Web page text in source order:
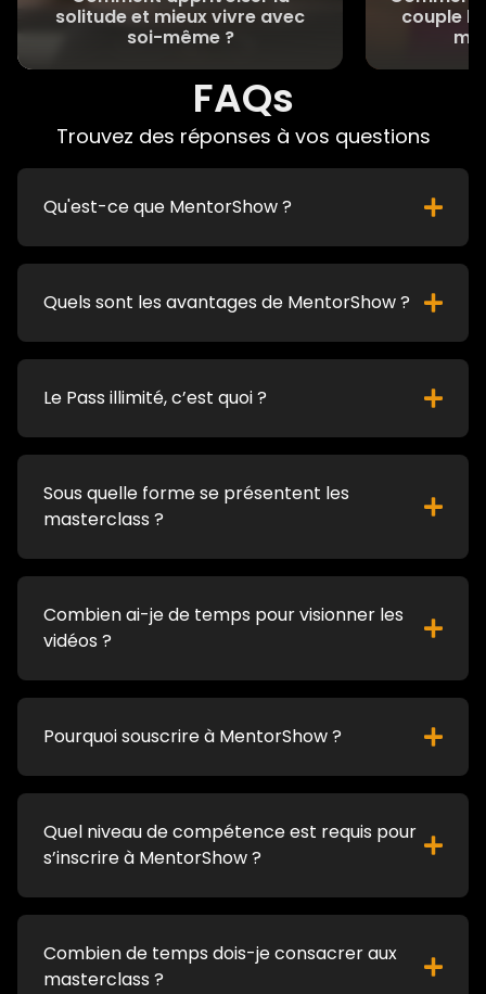
solitude et mieux vivre avec
soi-même ?
couple
FAQs
Trouvez des réponses à vos questions
Qu'est-ce que MentorShow ?
Quels sont les avantages de MentorShow ?
Le Pass illimité, c’est quoi ?
Sous quelle forme se présentent les
masterclass ?
Combien ai-je de temps pour visionner les
vidéos ?
Pourquoi souscrire à MentorShow ?
Quel niveau de compétence est requis pour
s’inscrire à MentorShow ?
Combien de temps dois-je consacrer aux
masterclass ?